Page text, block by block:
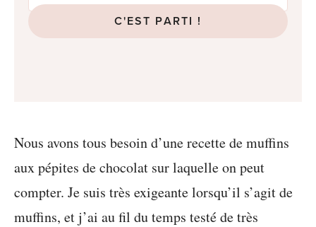
C'EST PARTI !
Nous avons tous besoin d’une recette de muffins
aux pépites de chocolat sur laquelle on peut
compter. Je suis très exigeante lorsqu’il s’agit de
muffins, et j’ai au fil du temps testé de très